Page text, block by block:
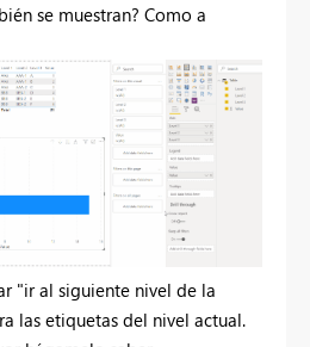
se muestran? Como a
"ir al siguiente nivel de la
las etiquetas del nivel actual.